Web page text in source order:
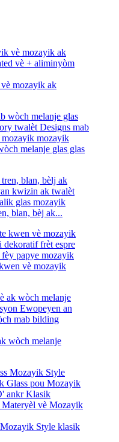
mozayik ak
melanje glas glas
blan, bèj ak...
vè mozayik
wòch melanje
Style klasik